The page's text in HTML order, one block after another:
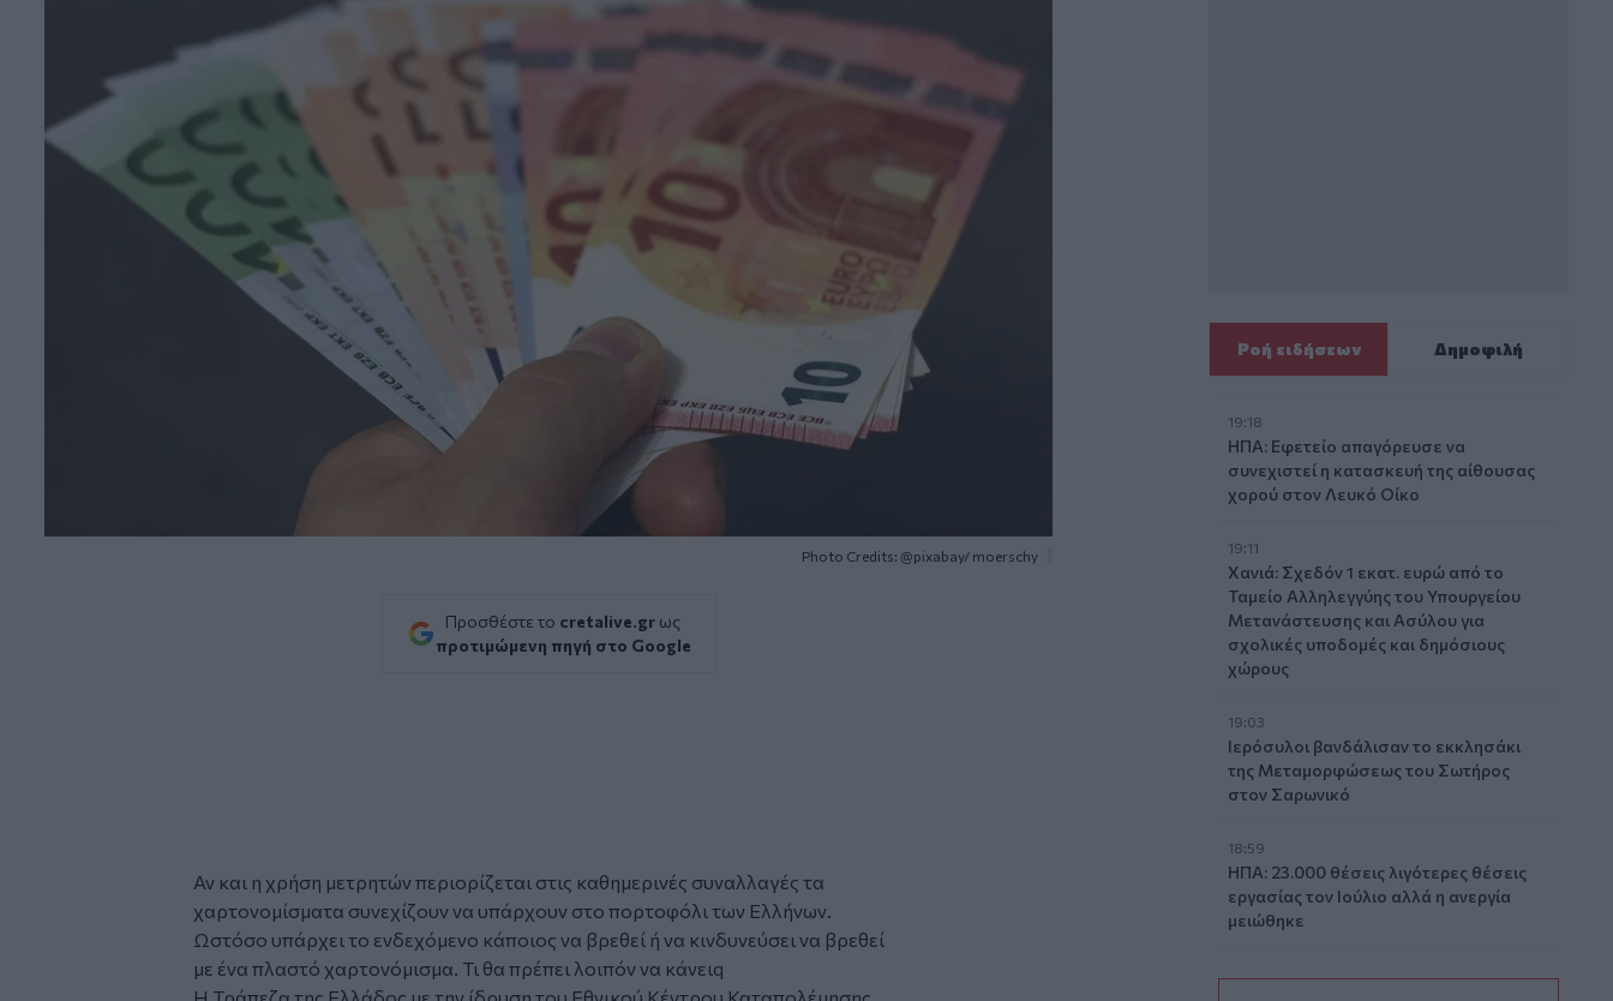
Photo Credits: @pixabay/ moerschy
Προσθέστε το cretalive.gr ως
προτιμώμενη πηγή στο Google
Αν και η χρήση μετρητών περιορίζεται στις καθημερινές συναλλαγές τα
χαρτονομίσματα συνεχίζουν να υπάρχουν στο πορτοφόλι των Ελλήνων.
Ωστόσο υπάρχει το ενδεχόμενο κάποιος να βρεθεί ή να κινδυνεύσει να βρεθεί
με ένα πλαστό χαρτονόμισμα. Τι θα πρέπει λοιπόν να κάνειq
Ροή ειδήσεων Δημοφιλή
19:18
ΗΠΑ: Εφετείο απαγόρευσε να
συνεχιστεί η κατασκευή της αίθουσας
χορού στον Λευκό Οίκο
19:11
Χανιά: Σχεδόν 1 εκατ. ευρώ από το
Ταμείο Αλληλεγγύης του Υπουργείου
Μετανάστευσης και Ασύλου για
σχολικές υποδομές και δημόσιους
χώρους
19:03
Ιερόσυλοι βανδάλισαν το εκκλησάκι
της Μεταμορφώσεως του Σωτήρος
στον Σαρωνικό
18:59
ΗΠΑ: 23.000 θέσεις λιγότερες θέσεις
εργασίας τον Ιούλιο αλλά η ανεργία
μειώθηκε